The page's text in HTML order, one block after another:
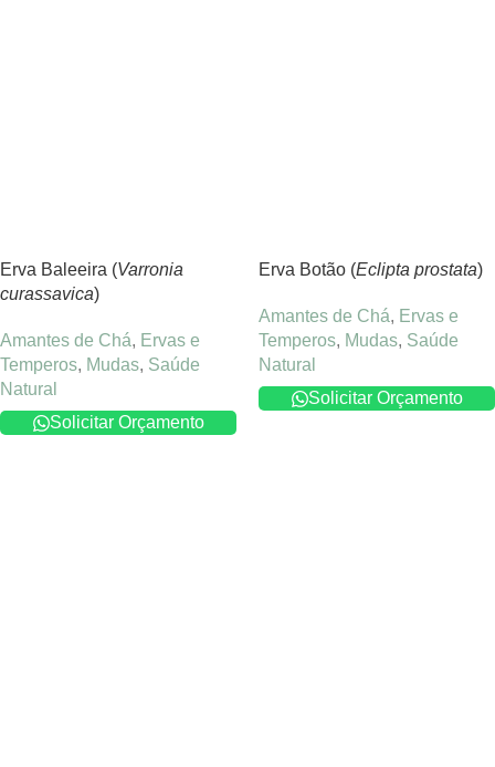
Erva Baleeira (Varronia
curassavica)
Amantes de Chá, Ervas e
Temperos, Mudas, Saúde
Natural
Solicitar Orçamento
Erva Botão (Eclipta prostata)
Amantes de Chá, Ervas e
Temperos, Mudas, Saúde
Natural
Solicitar Orçamento